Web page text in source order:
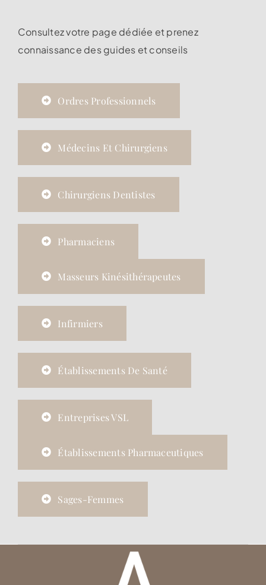
Consultez votre page dédiée et prenez
connaissance des guides et conseils
Ordres Professionnels
Médecins Et Chirurgiens
Chirurgiens Dentistes
Pharmaciens
Masseurs Kinésithérapeutes
Infirmiers
Établissements De Santé
Entreprises VSL
Établissements Pharmaceutiques
Sages-Femmes